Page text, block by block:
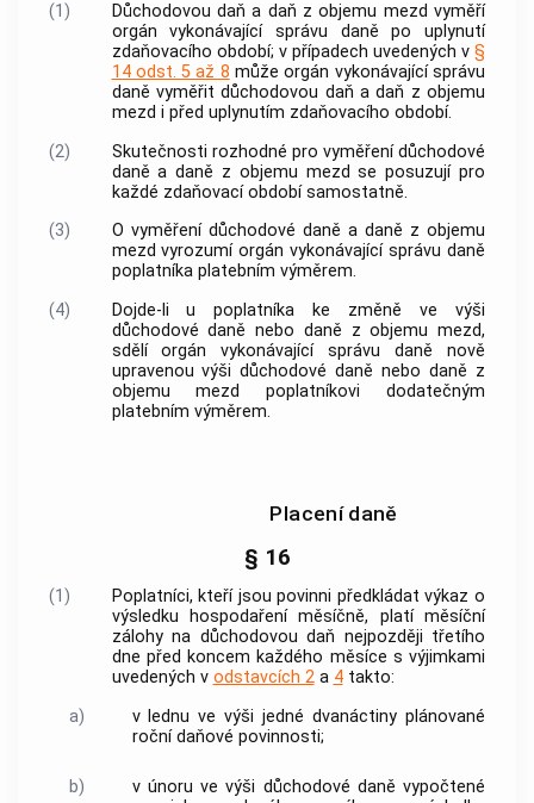
(1)
Důchodovou daň a daň z objemu mezd vyměří
orgán vykonávající správu daně po uplynutí
zdaňovacího období; v případech uvedených v §
14 odst. 5 až 8 může orgán vykonávající správu
daně vyměřit důchodovou daň a daň z objemu
mezd i před uplynutím zdaňovacího období.
(2)
Skutečnosti rozhodné pro vyměření důchodové
daně a daně z objemu mezd se posuzují pro
každé zdaňovací období samostatně.
(3)
O vyměření důchodové daně a daně z objemu
mezd vyrozumí orgán vykonávající správu daně
poplatníka platebním výměrem.
(4)
Dojde-li u poplatníka ke změně ve výši
důchodové daně nebo daně z objemu mezd,
sdělí orgán vykonávající správu daně nově
upravenou výši důchodové daně nebo daně z
objemu mezd poplatníkovi dodatečným
platebním výměrem.
Placení daně
§ 16
(1)
Poplatníci, kteří jsou povinni předkládat výkaz o
výsledku hospodaření měsíčně, platí měsíční
zálohy na důchodovou daň nejpozději třetího
dne před koncem každého měsíce s výjimkami
uvedených v odstavcích 2a 4takto:
a)
v lednu ve výši jedné dvanáctiny plánované
roční daňové povinnosti;
b)
v únoru ve výši důchodové daně vypočtené